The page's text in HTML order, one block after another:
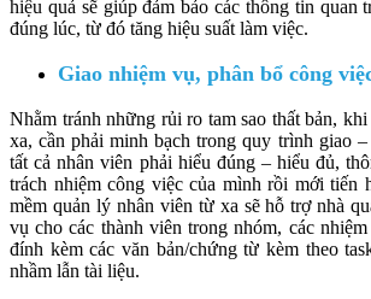
hiệu quả sẽ giúp đảm bảo các thông tin quan
đúng lúc, từ đó tăng hiệu suất làm việc.
Giao nhiệm vụ, phân bổ công
Nhằm tránh những rủi ro tam sao thất bản,
xa, cần phải minh bạch trong quy trình giao
tất cả nhân viên phải hiểu đúng – hiểu đủ,
trách nhiệm công việc của mình rồi mới tiến
mềm quản lý nhân viên từ xa sẽ hỗ trợ nhà
vụ cho các thành viên trong nhóm, các
đính kèm các văn bản/chứng từ kèm theo
nhầm lẫn tài liệu.